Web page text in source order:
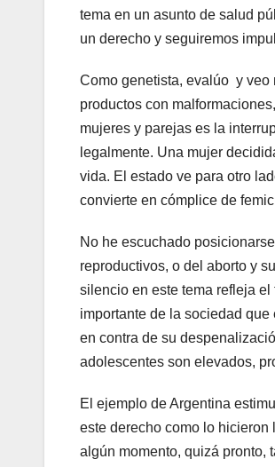
tema en un asunto de salud
un derecho y seguiremos
Como genetista, evalúo y veo
productos con
mujeres y parejas es la
legalmente. Una mujer
vida. El estado ve para otro
convierte en cómplice de
No he escuchado
reproductivos, o del aborto y
silencio en este tema refleja
importante de la sociedad
en contra de su
adolescentes son elevados,
El ejemplo de Argentina
este derecho como lo hicieron
algún momento, quizá pronto,